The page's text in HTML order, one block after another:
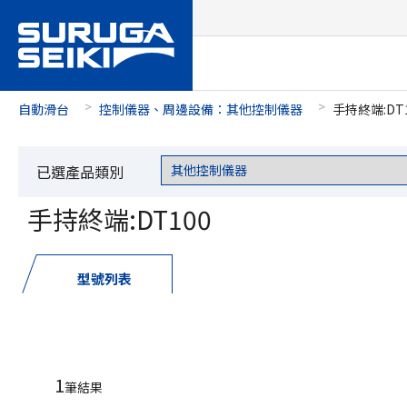
自動滑台 控制儀器、周邊設備：其他控制儀器 手持終端
已選產品類別
手持終端:DT100
型號列表
1筆結果